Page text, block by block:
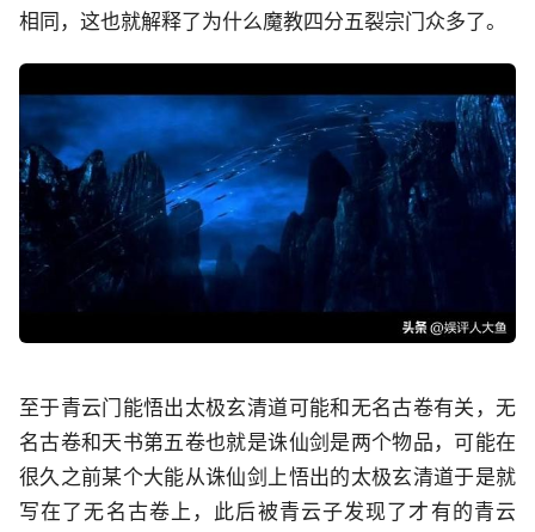
相同，这也就解释了为什么魔教四分五裂宗门众多了。
至于青云门能悟出太极玄清道可能和无名古卷有关，无
名古卷和天书第五卷也就是诛仙剑是两个物品，可能在
很久之前某个大能从诛仙剑上悟出的太极玄清道于是就
写在了无名古卷上，此后被青云子发现了才有的青云